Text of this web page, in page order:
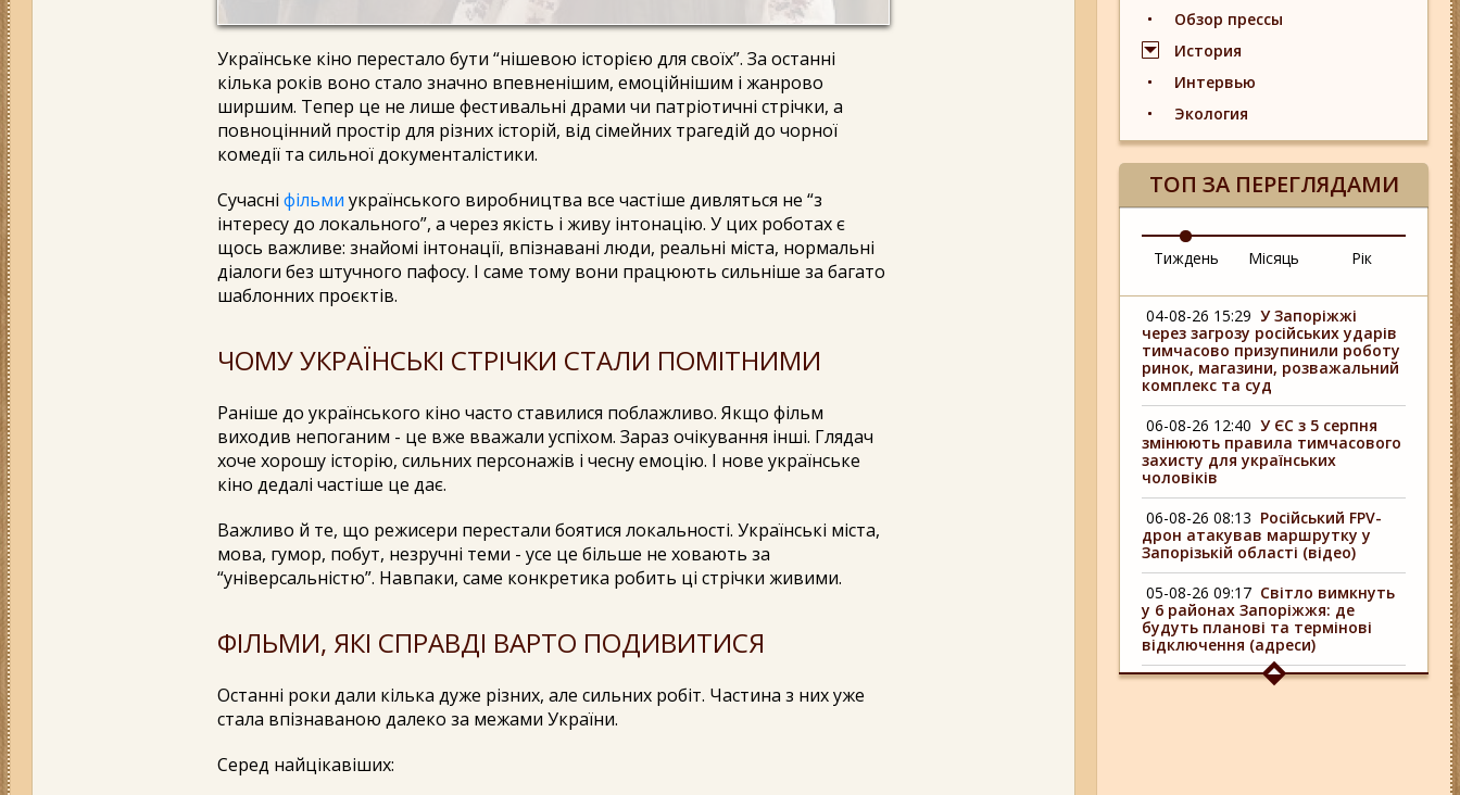
Українське кіно перестало бути “нішевою історією для своїх”. За останні
кілька років воно стало значно впевненішим, емоційнішим і жанрово
ширшим. Тепер це не лише фестивальні драми чи патріотичні стрічки, а
повноцінний простір для різних історій, від сімейних трагедій до чорної
комедії та сильної документалістики.
Сучасні фільми українського виробництва все частіше дивляться не “з
інтересу до локального”, а через якість і живу інтонацію. У цих роботах є
щось важливе: знайомі інтонації, впізнавані люди, реальні міста, нормальні
діалоги без штучного пафосу. І саме тому вони працюють сильніше за багато
шаблонних проєктів.
ЧОМУ УКРАЇНСЬКІ СТРІЧКИ СТАЛИ ПОМІТНИМИ
Раніше до українського кіно часто ставилися поблажливо. Якщо фільм
виходив непоганим - це вже вважали успіхом. Зараз очікування інші. Глядач
хоче хорошу історію, сильних персонажів і чесну емоцію. І нове українське
кіно дедалі частіше це дає.
Важливо й те, що режисери перестали боятися локальності. Українські міста,
мова, гумор, побут, незручні теми - усе це більше не ховають за
“універсальністю”. Навпаки, саме конкретика робить ці стрічки живими.
ФІЛЬМИ, ЯКІ СПРАВДІ ВАРТО ПОДИВИТИСЯ
Останні роки дали кілька дуже різних, але сильних робіт. Частина з них уже
стала впізнаваною далеко за межами України.
Серед найцікавіших:
Обзор прессы
История
Интервью
Экология
ТОП ЗА ПЕРЕГЛЯДАМИ
Тиждень Місяць Рік
04-08-26 15:29 У Запоріжжі
через загрозу російських ударів
тимчасово призупинили роботу
ринок, магазини, розважальний
комплекс та суд
06-08-26 12:40 У ЄС з 5 серпня
змінюють правила тимчасового
захисту для українських
чоловіків
06-08-26 08:13 Російський FPV-
дрон атакував маршрутку у
Запорізькій області (відео)
05-08-26 09:17 Світло вимкнуть
у 6 районах Запоріжжя: де
будуть планові та термінові
відключення (адреси)
04-08-26 09:16 У 6 районах